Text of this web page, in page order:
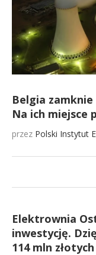
Belgia
Na ich miejsce
przez Polski Instytut
Elektrownia
inwestycję.
114 mln złotych